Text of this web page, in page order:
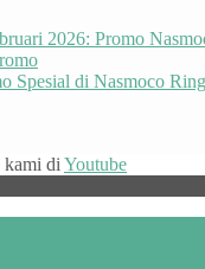
2026: Promo
Spesial di Nasmoco
kami diYoutube